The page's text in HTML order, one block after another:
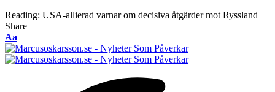
Reading: USA-allierad varnar om decisiva åtgärder mot Ryssland
Share
Font
Resizer
Aa